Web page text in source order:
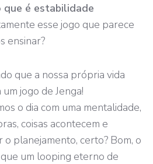
que é estabilidade
esse jogo que parece
ensinar?
que a nossa própria vida
jogo de Jenga!
o dia com uma mentalidade,
coisas acontecem e
o planejamento, certo? Bom, o
um looping eterno de